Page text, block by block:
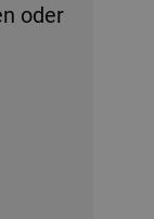
oder